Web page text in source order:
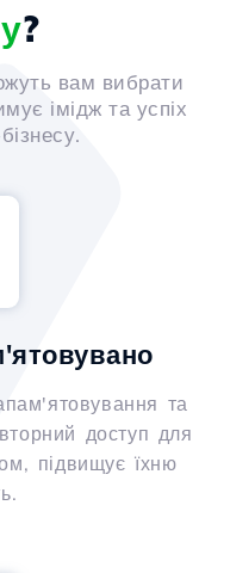
?
вам вибрати
імідж та успіх
та
доступ для
підвищує їхню